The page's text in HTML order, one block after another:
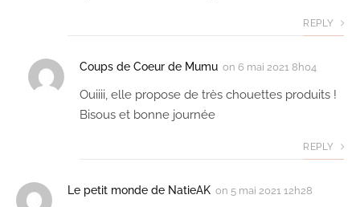
REPLY
Coups de Coeur de Mumu on 6 mai 2021 8h04
Ouiiii, elle propose de très chouettes produits !
Bisous et bonne journée
REPLY
Le petit monde de NatieAK on 5 mai 2021 12h28